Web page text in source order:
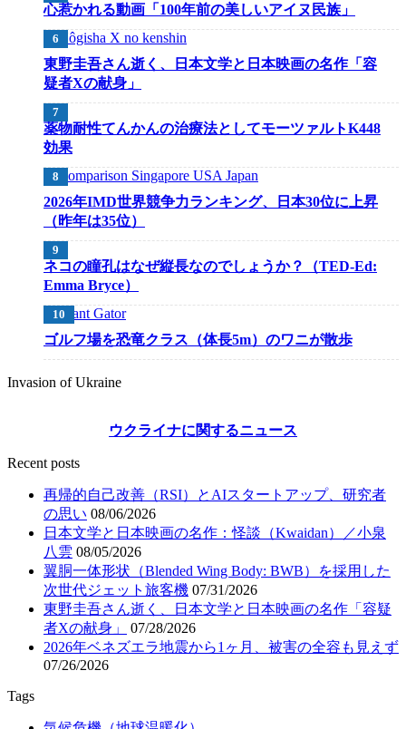
心惹かれる動画「100年前の美しいアイヌ民族」
東野圭吾さん逝く、日本文学と日本映画の名作「容
疑者Xの献身」
薬物耐性てんかんの治療法としてモーツァルトK448
効果
2026年IMD世界競争力ランキング、日本30位に上昇
（昨年は35位）
ネコの瞳孔はなぜ縦長なのでしょうか？（TED-Ed:
Emma Bryce）
ゴルフ場を恐竜クラス（体長5m）のワニが散歩
Invasion of Ukraine
ウクライナに関するニュース
Recent posts
再帰的自己改善（RSI）とAIスタートアップ、研究者
の思い 08/06/2026
日本文学と日本映画の名作：怪談（Kwaidan）／小泉
八雲 08/05/2026
翼胴一体形状（Blended Wing Body: BWB）を採用した
次世代ジェット旅客機 07/31/2026
東野圭吾さん逝く、日本文学と日本映画の名作「容疑
者Xの献身」
07/28/2026
2026年ベネズエラ地震から1ヶ月、被害の全容も見えず
07/26/2026
Tags